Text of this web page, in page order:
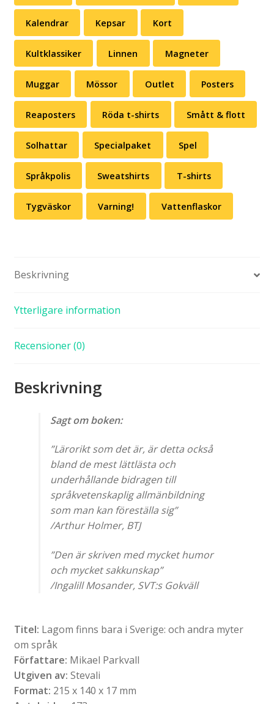
Kalendrar Kepsar Kort
Kultklassiker Linnen Magneter
Muggar Mössor Outlet Posters
Reaposters Röda t-shirts Smått & flott
Solhattar Specialpaket Spel
Språkpolis Sweatshirts T-shirts
Tygväskor Varning! Vattenflaskor
Beskrivning
Ytterligare information
Recensioner (0)
Beskrivning
Sagt om boken:
”Lärorikt som det är, är detta också
bland de mest lättlästa och
underhållande bidragen till
språkvetenskaplig allmänbildning
som man kan föreställa sig”
/Arthur Holmer, BTJ
”Den är skriven med mycket humor
och mycket sakkunskap”
/Ingalill Mosander, SVT:s Gokväll
Titel: Lagom finns bara i Sverige: och andra myter
om språk
Författare: Mikael Parkvall
Utgiven av: Stevali
Format: 215 x 140 x 17 mm